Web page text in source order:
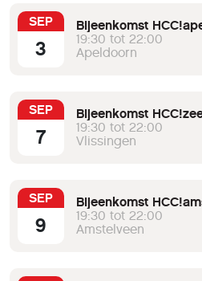
en
SEP
3
Bijeenkomst
19:30 tot 22:00
Apeldoorn
SEP
7
Bijeenkomst
19:30 tot 22:00
Vlissingen
SEP
9
Bijeenkomst
19:30 tot 22:00
Amstelveen